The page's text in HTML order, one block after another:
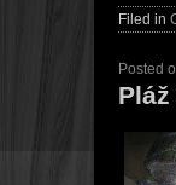
Filed in
Posted